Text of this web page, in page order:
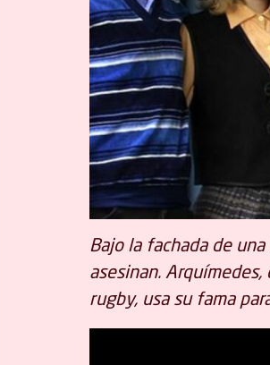
Bajo la fachada de
asesinan.
rugby, usa su fama